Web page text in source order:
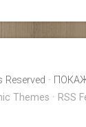
Reserved ·
Themes · RSS